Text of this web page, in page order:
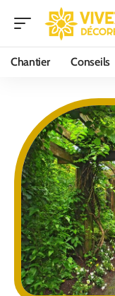
Chantier Conseils